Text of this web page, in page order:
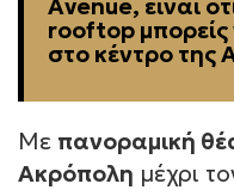
Avenue, είναι
rooftop μπορείς
στο κέντρο της
Με πανοραμική
Ακρόπολη μέχρι